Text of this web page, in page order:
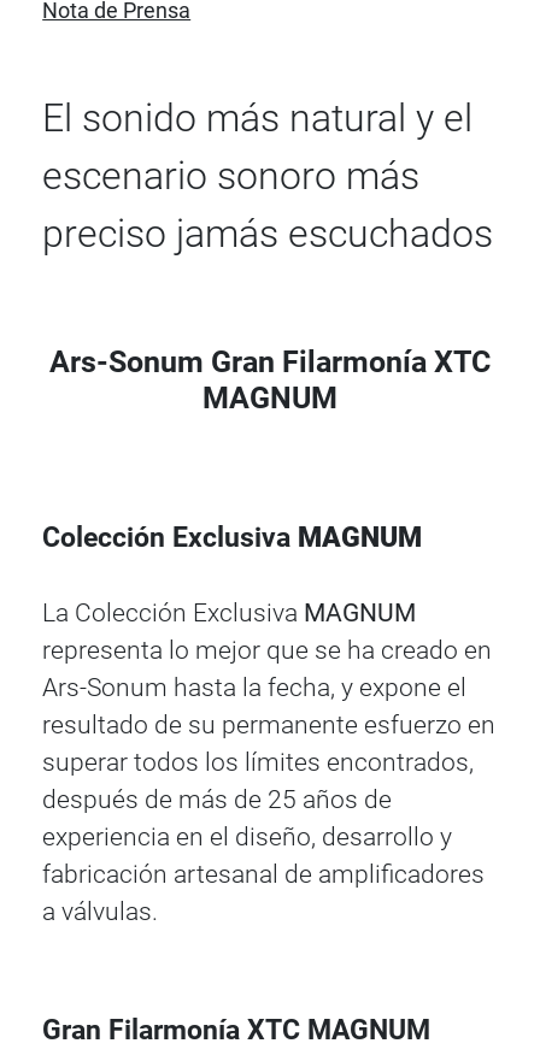
Nota de Prensa
El sonido más natural y el
escenario sonoro más
preciso jamás escuchados
Ars-Sonum Gran Filarmonía XTC
MAGNUM
Colección Exclusiva MAGNUM
La Colección Exclusiva MAGNUM
representa lo mejor que se ha creado en
Ars-Sonum hasta la fecha, y expone el
resultado de su permanente esfuerzo en
superar todos los límites encontrados,
después de más de 25 años de
experiencia en el diseño, desarrollo y
fabricación artesanal de amplificadores
a válvulas.
Gran Filarmonía XTC MAGNUM